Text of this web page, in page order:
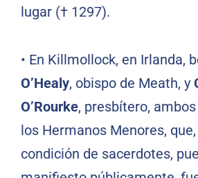
lugar († 1297).
• En Killmollock, en Irlanda,
O’Healy, obispo de Meath, y
O’Rourke, presbítero,
los Hermanos Menores,
condición de sacerdotes,